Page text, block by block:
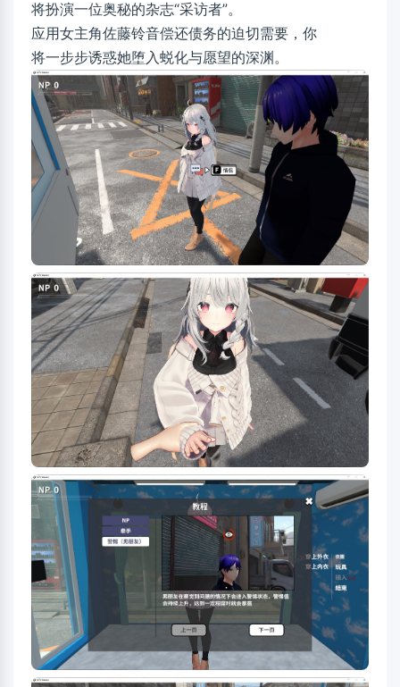
将扮演一位奥秘的杂志“采访者”。
应用女主角佐藤铃音偿还债务的迫切需要，你
将一步步诱惑她堕入蜕化与愿望的深渊。